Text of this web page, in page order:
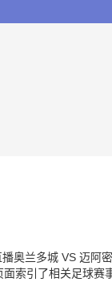
奥兰多城 VS 迈阿
索引了相关足球赛